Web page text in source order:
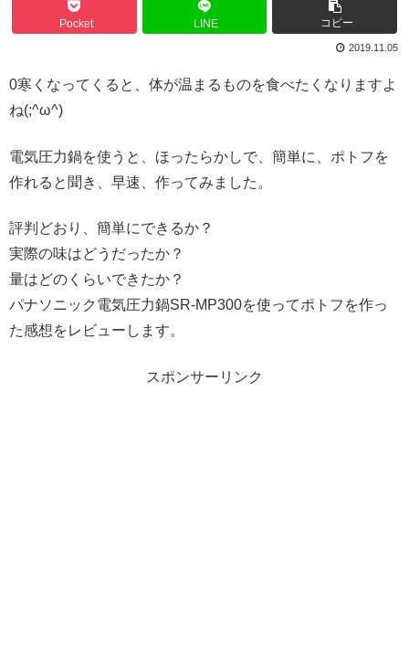
Pocket LINE コピー
2019.11.05
0寒くなってくると、体が温まるものを食べたくなりますよ
ね(;^ω^)
電気圧力鍋を使うと、ほったらかしで、簡単に、ポトフを
作れると聞き、早速、作ってみました。
評判どおり、簡単にできるか？
実際の味はどうだったか？
量はどのくらいできたか？
パナソニック電気圧力鍋SR-MP300を使ってポトフを作っ
た感想をレビューします。
スポンサーリンク